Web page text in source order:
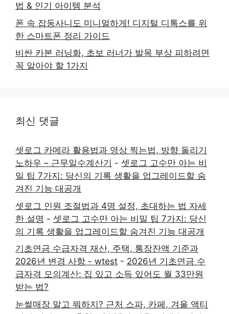
법 & 인기 아이템 분석
폰 속 잡동사니도 미니멀하게! 디지털 디톡스를 위
한 스마트폰 정리 가이드
비싼 카본 러닝화, 초보 러너가 발목 부상 피하려면
꼭 알아야 할 1가지
최신 댓글
셋로그 카메라 활용법과 영상 찍는법, 방향 돌리기
노하우 – 근무일수계산기 - 셋로그 고수만 아는 비
밀 팁 7가지: 당신의 기록 생활을 업그레이드할 숨
겨진 기능 대공개
셋로그 인원 조절법과 4명 설정, 초대하는 법 자세
한 설명 - 셋로그 고수만 아는 비밀 팁 7가지: 당신
의 기록 생활을 업그레이드할 숨겨진 기능 대공개
기초연금 수급자격 재산, 주택, 통장잔액 기준과
2026년 변경 사항 - wtest - 2026년 기초연금 수
급자격 모의계산: 집 있고 소득 있어도 월 33만원
받는 법?
눈썰매장 말고 뭐하지? 근처 스파, 카페, 겨울 액티